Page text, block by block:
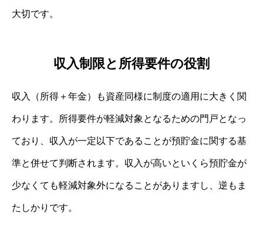
大切です。
収入制限と所得要件の役割
収入（所得＋年金）も資産同様に制度の適用に大きく関
わります。所得要件が軽減対象となるための門戸となっ
ており、収入が一定以下であることが預貯金に関する基
準と併せて判断されます。収入が高いといくら預貯金が
少なくても軽減対象外になることがありますし、逆もま
たしかりです。